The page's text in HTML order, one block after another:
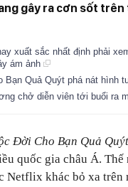
gây ra cơn sốt
xuất sắc nhất định phải
ám ảnh
Bạn Quả Quýt phá nát hình
chở diễn viên tới buổi ra
Đời Cho Bạn Quả Quýt
quốc gia châu Á.
Netflix khác bỏ xa trên